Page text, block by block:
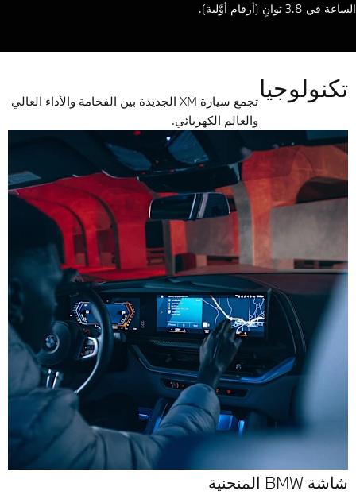
في 3.8 ثوانٍ (أرقام أوَّلية).
تكنولوجيا
تجمع سيارة XM الجديدة بين الفخامة والأداء العالي
والعالم الكهربائي.
شاشة BMW المنحنية